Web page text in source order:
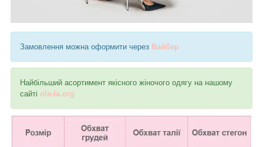
Замовлення можна оформити через Вайбер
Найбільший асортимент якісного жіночого одягу на нашому
сайті ola-la.org